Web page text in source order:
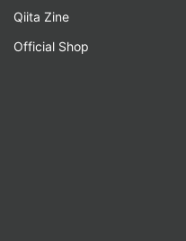
Qiita Zine
Official Shop